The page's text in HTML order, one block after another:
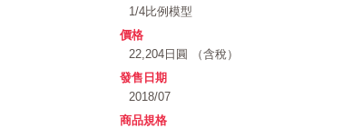
1/4比例模型
價格
22,204日圓 （含稅）
發售日期
2018/07
商品規格